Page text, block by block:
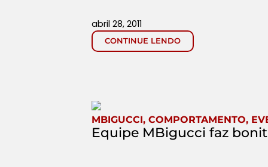
CONTINUE LENDO
abril 28, 2011
MBIGUCCI, COMPORTAMENTO,
Equipe MBigucci faz